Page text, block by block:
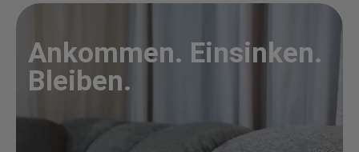
Ankommen. Einsinken.
Bleiben.